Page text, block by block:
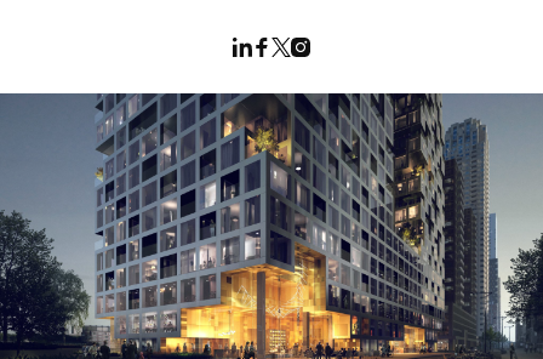
Carriere
Contentmarketing
Customer Experience
Data & Insights
Design
Digital transformation
Diversiteit